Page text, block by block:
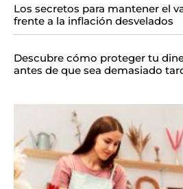
Los secretos para mantener el
frente a la inflación desvelados
Descubre cómo proteger tu
antes de que sea demasiado